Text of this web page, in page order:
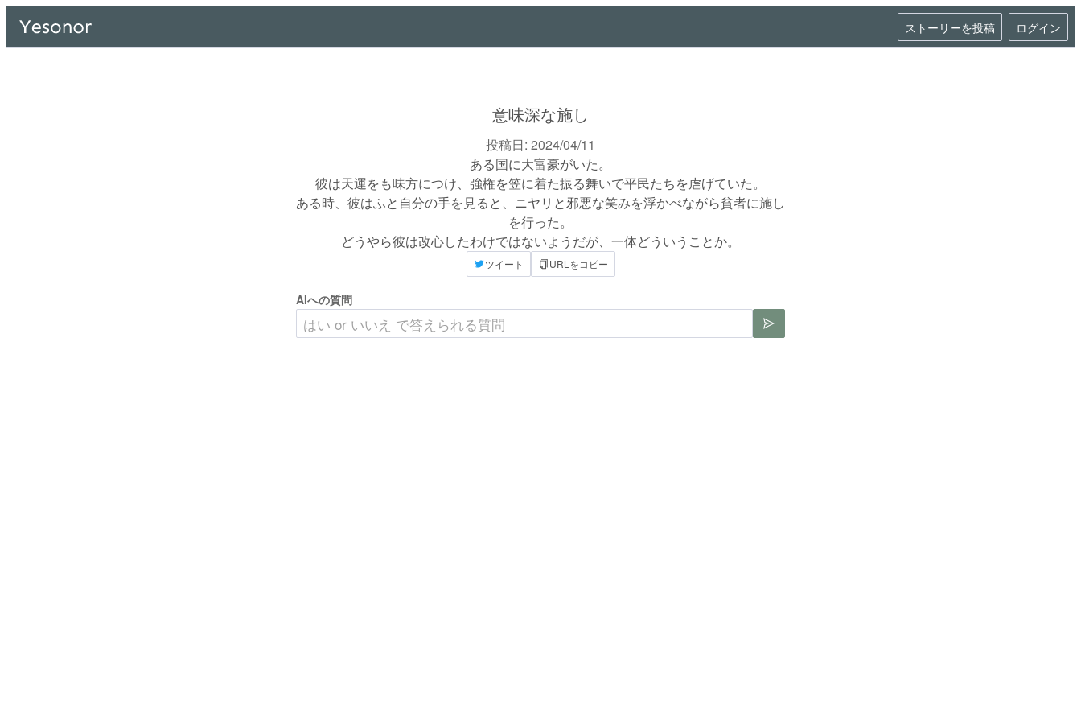
ストーリーを投稿 ログイン
意味深な施し
投稿日: 2024/04/11
ある国に大富豪がいた。
彼は天運をも味方につけ、強権を笠に着た振る舞いで平民たちを虐げていた。
ある時、彼はふと自分の手を見ると、ニヤリと邪悪な笑みを浮かべながら貧者に施し
を行った。
どうやら彼は改心したわけではないようだが、一体どういうことか。
ツイート URLをコピー
AIへの質問